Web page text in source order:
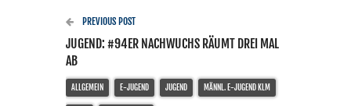
PREVIOUS POST
JUGEND: #94ER NACHWUCHS RÄUMT DREI MAL
AB
ALLGEMEIN E-JUGEND JUGEND MÄNNL. E-JUGEND KLM